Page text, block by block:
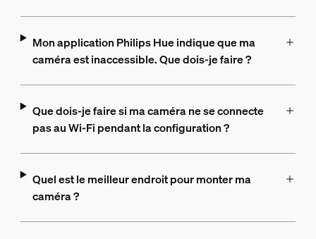
Mon application Philips Hue indique que ma
caméra est inaccessible. Que dois-je faire ?
Que dois-je faire si ma caméra ne se connecte
pas au Wi-Fi pendant la configuration ?
Quel est le meilleur endroit pour monter ma
caméra ?